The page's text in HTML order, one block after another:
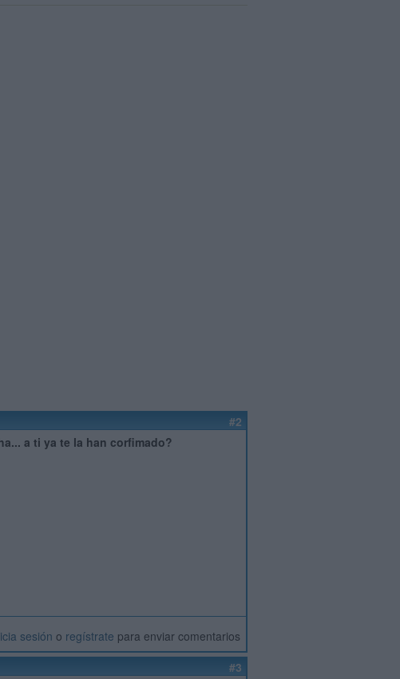
#2
a ti ya te la han corfimado?
sesión o regístrate para enviar comentarios
#3